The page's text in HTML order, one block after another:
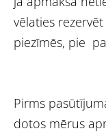
vēlaties
piezīmēs, pie
Pirms
dotos mērus